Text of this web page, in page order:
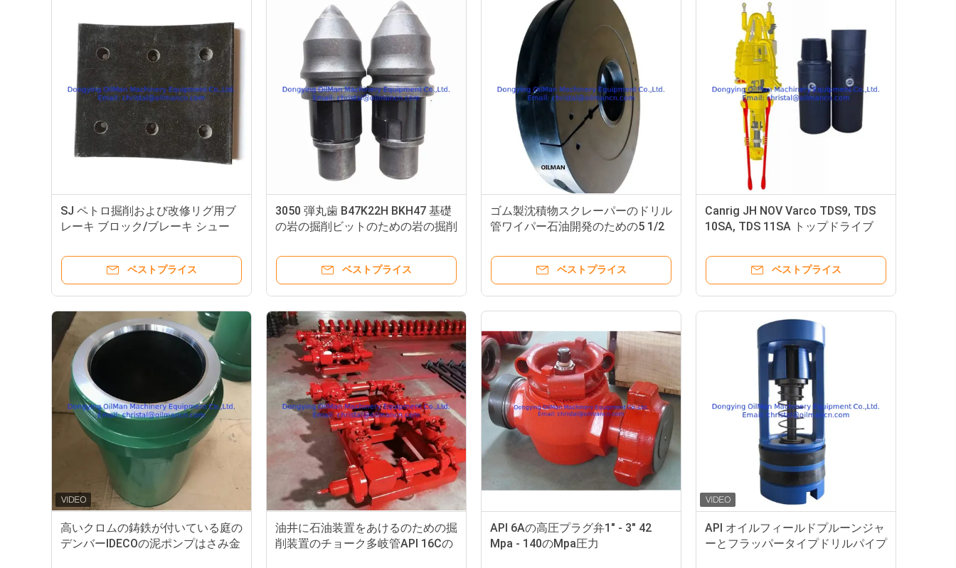
SJ ペトロ掘削および改修リグ用ブ
レーキ ブロック/ブレーキ シュー
ベストプライス
3050 弾丸歯 B47K22H BKH47 基礎
の岩の掘削ビットのための岩の掘削
ベストプライス
ゴム製沈積物スクレーパーのドリル
管ワイパー石油開発のための5 1/2
ベストプライス
Canrig JH NOV Varco TDS9, TDS
10SA, TDS 11SA トップドライブ
ベストプライス
高いクロムの鋳鉄が付いている庭の
デンバーIDECOの泥ポンプはさみ金
油井に石油装置をあけるのための掘
削装置のチョーク多岐管API 16Cの
API 6Aの高圧プラグ弁1" - 3" 42
Mpa - 140のMpa圧力
API オイルフィールドプルーンジャ
ーとフラッパータイプドリルパイプ
600mの深いXYX-3 4車輪は泥ポンプを搭載する地下のコア試すいの装備を取付けた 低価格XYX-3は井戸に掘削装置鉱山の掘削装置機械を歩く動かした
300mの深い移動式XYX-3によって動かされたコア試すいの装備は、携帯用トラック井戸に掘削装置機械を取付けた 600mの深さの地質携帯用トレーラーは深海の回転式コア試すいの装備をよく取付けた
APIのドリルひもの部品、補助的な訓練を持ち上げるAISI 4145H